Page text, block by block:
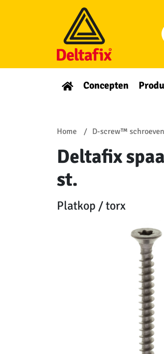
Concepten
Home D-screw™
Deltafix
st.
Platkop / torx